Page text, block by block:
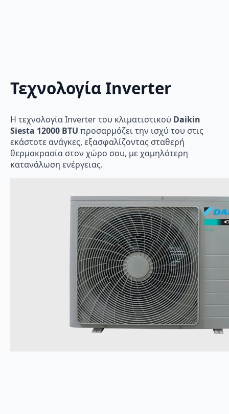
Τεχνολογία Inverter
Η τεχνολογία Inverter του κλιματιστικού Daikin
Siesta 12000 BTU προσαρμόζει την ισχύ του στις
εκάστοτε ανάγκες, εξασφαλίζοντας σταθερή
θερμοκρασία στον χώρο σου, με χαμηλότερη
κατανάλωση ενέργειας.